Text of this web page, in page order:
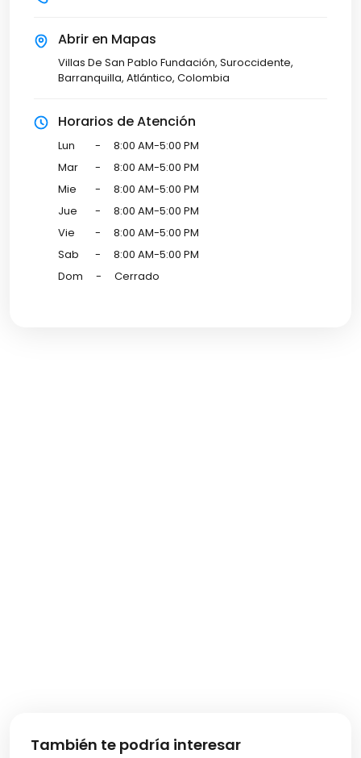
Abrir en Mapas
Villas De San Pablo Fundación, Suroccidente,
Barranquilla, Atlántico, Colombia
Horarios de Atención
Lun -
8:00 AM-5:00 PM
Mar
-
8:00 AM-5:00 PM
Mie
-
8:00 AM-5:00 PM
Jue
-
8:00 AM-5:00 PM
Vie
-
8:00 AM-5:00 PM
Sab
-
8:00 AM-5:00 PM
Dom
- Cerrado
También te podría interesar